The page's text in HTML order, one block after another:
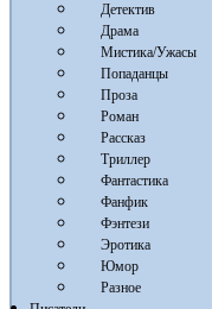
Детектив
Драма
Мистика/Ужасы
Попаданцы
Проза
Роман
Рассказ
Триллер
Фантастика
Фанфик
Фэнтези
Эротика
Юмор
Разное